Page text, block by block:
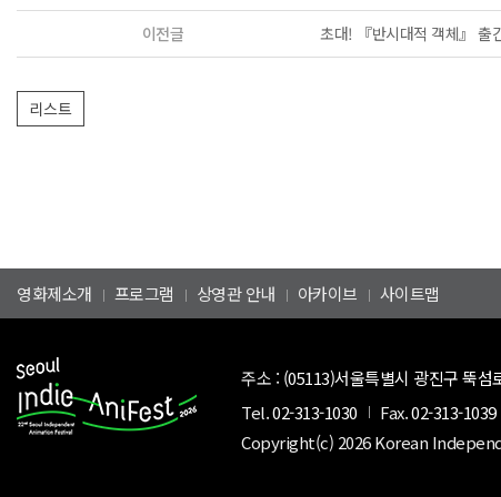
이전글 초대! 『반시대적 객체』 출
영화제소개 프로그램 상영관 안내 아카이브 사이트맵
주소 : (05113)서울특별시 광진구 뚝
Tel.02-313-1030 Fax.02-313-1039
Copyright(c) 2026 Korean